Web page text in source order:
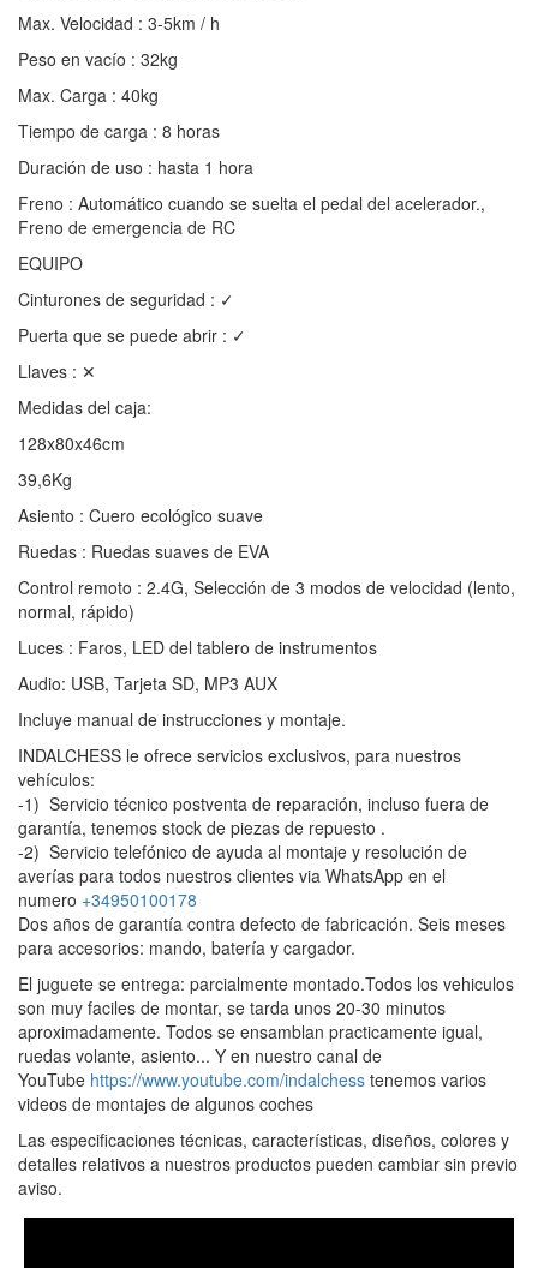
Max. Velocidad : 3-5km / h
Peso en vacío : 32kg
Max. Carga : 40kg
Tiempo de carga : 8 horas
Duración de uso : hasta 1 hora
Freno : Automático cuando se suelta el pedal del acelerador.,
Freno de emergencia de RC
EQUIPO
Cinturones de seguridad : ✓
Puerta que se puede abrir : ✓
Llaves : ✕
Medidas del caja:
128x80x46cm
39,6Kg
Asiento : Cuero ecológico suave
Ruedas : Ruedas suaves de EVA
Control remoto : 2.4G, Selección de 3 modos de velocidad (lento,
normal, rápido)
Luces : Faros, LED del tablero de instrumentos
Audio: USB, Tarjeta SD, MP3 AUX
Incluye manual de instrucciones y montaje.
INDALCHESS le ofrece servicios exclusivos, para nuestros
vehículos:
-1) Servicio técnico postventa de reparación, incluso fuera de
garantía, tenemos stock de piezas de repuesto .
-2) Servicio telefónico de ayuda al montaje y resolución de
averías para todos nuestros clientes via WhatsApp en el
numero +34950100178
Dos años de garantía contra defecto de fabricación. Seis meses
para accesorios: mando, batería y cargador.
El juguete se entrega: parcialmente montado.Todos los vehiculos
son muy faciles de montar, se tarda unos 20-30 minutos
aproximadamente. Todos se ensamblan practicamente igual,
ruedas volante, asiento... Y en nuestro canal de
YouTube https://www.youtube.com/indalchess tenemos varios
videos de montajes de algunos coches
Las especificaciones técnicas, características, diseños, colores y
detalles relativos a nuestros productos pueden cambiar sin previo
aviso.